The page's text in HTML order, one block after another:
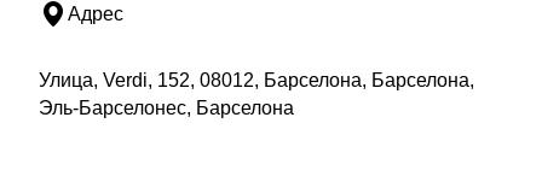
Адрес
Улица, Verdi, 152, 08012, Барселона, Барселона,
Эль-Барселонес, Барселона